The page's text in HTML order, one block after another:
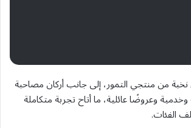
من منتجي التمور، إلى جانب أركان مصاحبة
وعروضًا عائلية، ما أتاح تجربة متكاملة
الفئات.